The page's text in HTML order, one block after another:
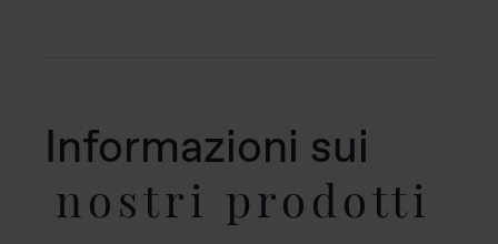
Informazioni sui
nostri prodotti